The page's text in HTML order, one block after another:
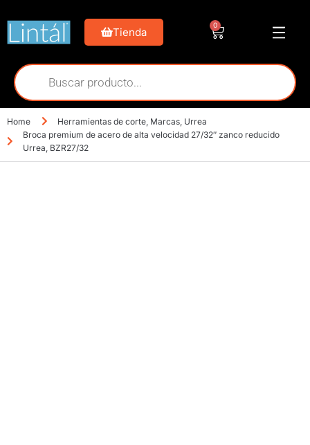
Tienda
0
Home Herramientas de corte, Marcas, Urrea
Broca premium de acero de alta velocidad 27/32″ zanco reducido
Urrea, BZR27/32